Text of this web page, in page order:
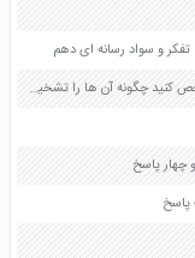
تعدادی گل انتخاب و کاس برگها و گلبرگ های آن ها را مشخص کنید چگونه آن ها را تشخیص می دهید؟ صفحه 74 علوم هشتم